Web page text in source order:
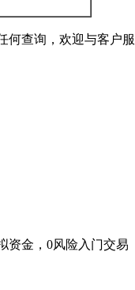
查询，欢迎与客户服
资金，0风险入门交易